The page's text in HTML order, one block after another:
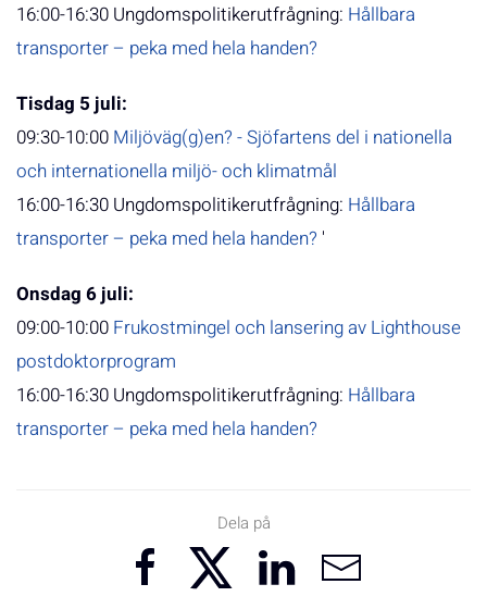
16:00-16:30 Ungdomspolitikerutfrågning: Hållbara
transporter – peka med hela handen?
Tisdag 5 juli:
09:30-10:00 Miljöväg(g)en? - Sjöfartens del i nationella
och internationella miljö- och klimatmål
16:00-16:30 Ungdomspolitikerutfrågning: Hållbara
transporter – peka med hela handen? '
Onsdag 6 juli:
09:00-10:00 Frukostmingel och lansering av Lighthouse
postdoktorprogram
16:00-16:30 Ungdomspolitikerutfrågning: Hållbara
transporter – peka med hela handen?
Dela på